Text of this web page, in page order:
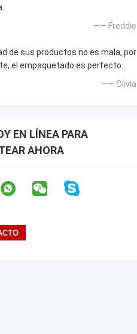
—— Freddie
de sus productos no es mala, por
el empaquetado es perfecto.
—— Olivia
EN LÍNEA PARA
AHORA